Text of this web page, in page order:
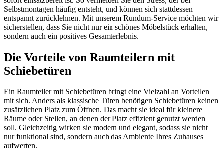
Selbstmontagen häufig entsteht, und können sich stattdessen
entspannt zurücklehnen. Mit unserem Rundum-Service möchten wir
sicherstellen, dass Sie nicht nur ein schönes Möbelstück erhalten,
sondern auch ein positives Gesamterlebnis.
Die Vorteile von Raumteilern mit
Schiebetüren
Ein Raumteiler mit Schiebetüren bringt eine Vielzahl an Vorteilen
mit sich. Anders als klassische Türen benötigen Schiebetüren keinen
zusätzlichen Platz zum Öffnen. Das macht sie ideal für kleinere
Räume oder Stellen, an denen der Platz effizient genutzt werden
soll. Gleichzeitig wirken sie modern und elegant, sodass sie nicht
nur funktional sind, sondern auch das Ambiente Ihres Zuhauses
aufwerten.